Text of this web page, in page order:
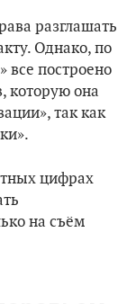
разглашать
Однако, по
все построено
которую она
так как
цифрах
на съём